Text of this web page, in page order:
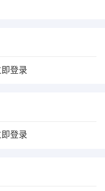
即登录
即登录